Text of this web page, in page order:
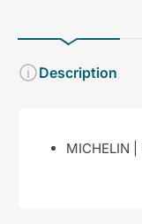
Description
MICHELIN |